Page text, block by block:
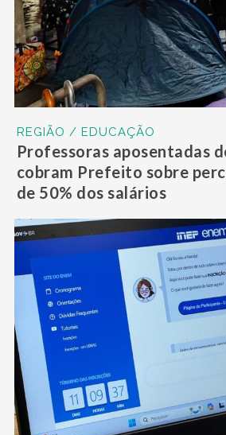
REGIÃO / EDUCAÇÃO
Professoras aposentadas
cobram Prefeito sobre
de 50% dos salários